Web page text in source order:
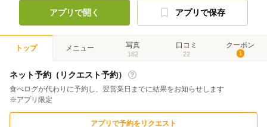
アプリで開く アプリで保存
トップ メニュー 写真
182
口コミ
22
クーポン
1
ネット予約（リクエスト予約）
食べログが代わりに予約し、翌営業日までに結果をお知らせします
※アプリ限定
アプリで予約をリクエスト